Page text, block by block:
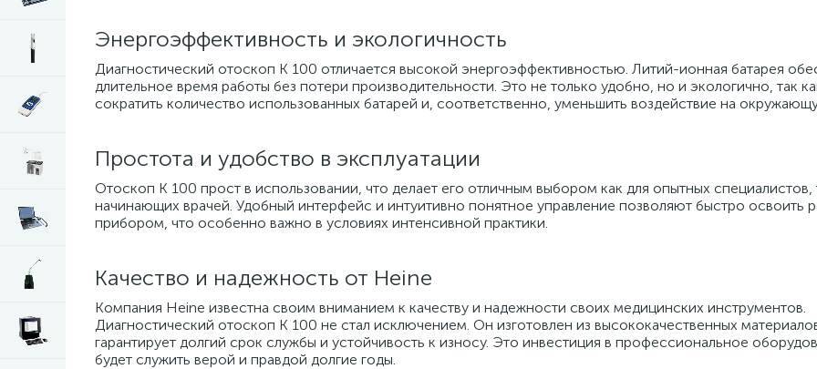
Энергоэффективность и экологичность
Диагностический отоскоп K 100 отличается высокой энергоэффективностью. Литий-ионная батарея
длительное время работы без потери производительности. Это не только удобно, но и экологично, так
сократить количество использованных батарей и, соответственно, уменьшить воздействие на
Простота и удобство в эксплуатации
Отоскоп K 100 прост в использовании, что делает его отличным выбором как для опытных специалистов,
начинающих врачей. Удобный интерфейс и интуитивно понятное управление позволяют быстро освоить
прибором, что особенно важно в условиях интенсивной практики.
Качество и надежность от Heine
Компания Heine известна своим вниманием к качеству и надежности своих медицинских инструментов.
Диагностический отоскоп K 100 не стал исключением. Он изготовлен из высококачественных
гарантирует долгий срок службы и устойчивость к износу. Это инвестиция в профессиональное
будет служить верой и правдой долгие годы.